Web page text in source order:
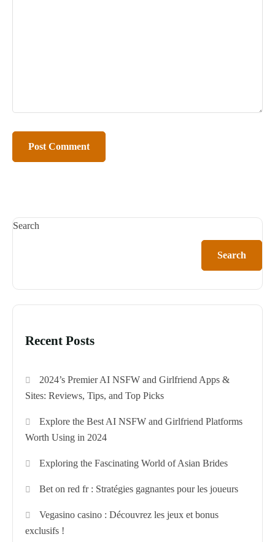
Search
Search
Recent Posts
2024’s Premier AI NSFW and Girlfriend Apps &
Sites: Reviews, Tips, and Top Picks
Explore the Best AI NSFW and Girlfriend Platforms
Worth Using in 2024
Exploring the Fascinating World of Asian Brides
Bet on red fr : Stratégies gagnantes pour les joueurs
Vegasino casino : Découvrez les jeux et bonus
exclusifs !